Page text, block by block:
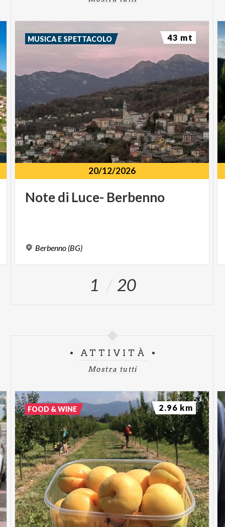
20/12/2026
Notedi Luce- Berbenno
Berbenno (BG)
MUSICA E SPETTACOLO 43 mt
1 20
ATTIVITÀ
Mostra tutti
FOOD & WINE 2.96 km